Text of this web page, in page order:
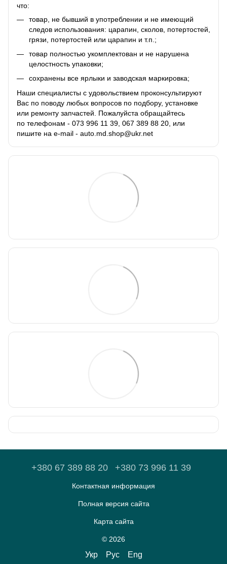
что:
товар, не бывший в употреблении и не имеющий
следов использования: царапин, сколов, потертостей,
грязи, потертостей или царапин и т.п.;
товар полностью укомплектован и не нарушена
целостность упаковки;
сохранены все ярлыки и заводская маркировка;
Наши специалисты с удовольствием проконсультируют
Вас по поводу любых вопросов по подбору, установке
или ремонту запчастей. Пожалуйста обращайтесь
по телефонам - 073 996 11 39, 067 389 88 20, или
пишите на e-mail - auto.md.shop@ukr.net
+380 67 389 88 20 +380 73 996 11 39
Контактная информация
Полная версия сайта
Карта сайта
© 2026
Укр Рус Eng